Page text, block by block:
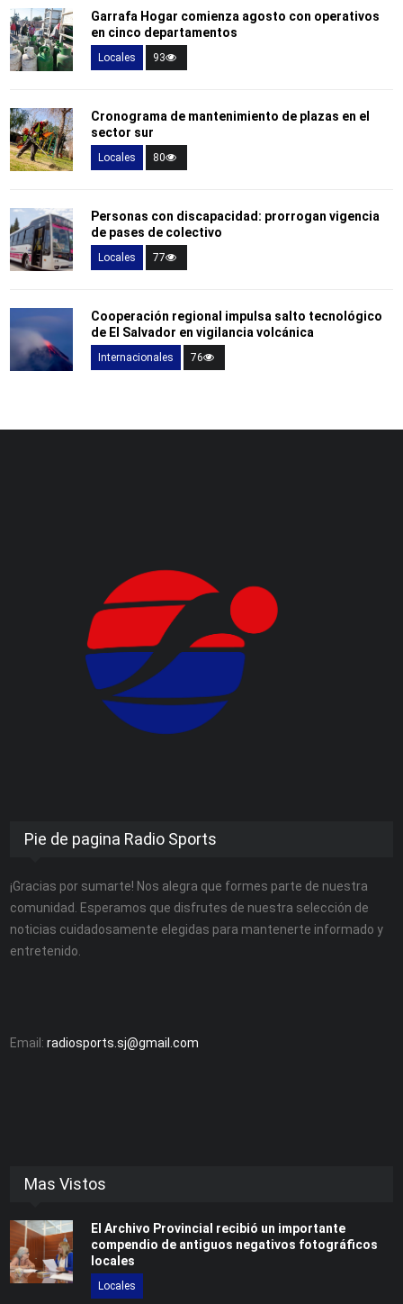
Garrafa Hogar comienza agosto con operativos
en cinco departamentos
Locales 93
Cronograma de mantenimiento de plazas en el
sector sur
Locales 80
Personas con discapacidad: prorrogan vigencia
de pases de colectivo
Locales 77
Cooperación regional impulsa salto tecnológico
de El Salvador en vigilancia volcánica
Internacionales 76
Pie de pagina Radio Sports
¡Gracias por sumarte! Nos alegra que formes parte de nuestra
comunidad. Esperamos que disfrutes de nuestra selección de
noticias cuidadosamente elegidas para mantenerte informado y
entretenido.
Email:radiosports.sj@gmail.com
Mas Vistos
El Archivo Provincial recibió un importante
compendio de antiguos negativos fotográficos
locales
Locales